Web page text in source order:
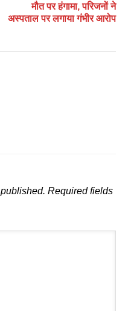
मौत पर हंगामा, परिजनों ने
अस्पताल पर लगाया गंभीर आरोप
Required fields